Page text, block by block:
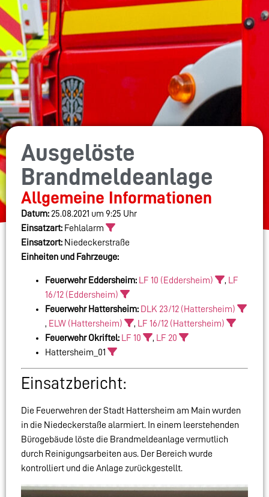
Ausgelöste
Brandmeldeanlage
Allgemeine Informationen
Datum: 25.08.2021 um 9:25 Uhr
Einsatzart: Fehlalarm
Einsatzort: Niedeckerstraße
Einheiten und Fahrzeuge:
Feuerwehr Eddersheim: LF 10 (Eddersheim) ,
LF
16/12 (Eddersheim)
Feuerwehr Hattersheim: DLK 23/12 (Hattersheim)
, ELW (Hattersheim) ,
LF 16/12 (Hattersheim)
Feuerwehr Okriftel:
LF 10 ,
LF 20
Hattersheim_01
Einsatzbericht:
Die Feuerwehren der Stadt Hattersheim am Main wurden
in die Niedeckerstaße alarmiert. In einem leerstehenden
Bürogebäude löste die Brandmeldeanlage vermutlich
durch Reinigungsarbeiten aus. Der Bereich wurde
kontrolliert und die Anlage zurückgestellt.